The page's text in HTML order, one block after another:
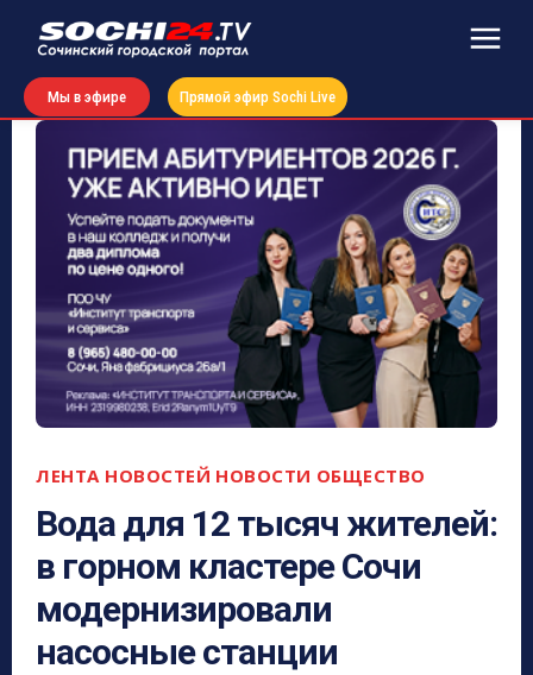
Мы в эфире Прямой эфир Sochi Live
ЛЕНТА НОВОСТЕЙ НОВОСТИ ОБЩЕСТВО
Вода для 12 тысяч жителей:
в горном кластере Сочи
модернизировали
насосные станции